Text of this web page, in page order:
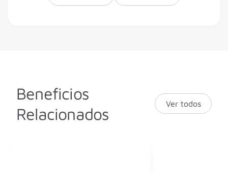
Beneficios
Relacionados
Ver todos